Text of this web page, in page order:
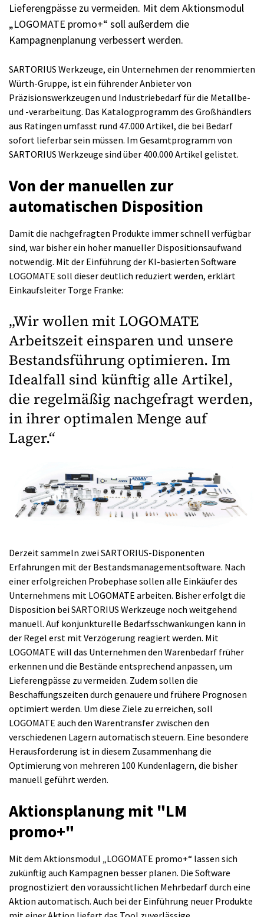
Lieferengpässe zu vermeiden. Mit dem Aktionsmodul
„LOGOMATE promo+“ soll außerdem die
Kampagnenplanung verbessert werden.
SARTORIUS Werkzeuge, ein Unternehmen der renommierten
Würth-Gruppe, ist ein führender Anbieter von
Präzisionswerkzeugen und Industriebedarf für die Metallbe-
und -verarbeitung. Das Katalogprogramm des Großhändlers
aus Ratingen umfasst rund 47.000 Artikel, die bei Bedarf
sofort lieferbar sein müssen. Im Gesamtprogramm von
SARTORIUS Werkzeuge sind über 400.000 Artikel gelistet.
Von der manuellen zur
automatischen Disposition
Damit die nachgefragten Produkte immer schnell verfügbar
sind, war bisher ein hoher manueller Dispositionsaufwand
notwendig. Mit der Einführung der KI-basierten Software
LOGOMATE soll dieser deutlich reduziert werden, erklärt
Einkaufsleiter Torge Franke:
„Wir wollen mit LOGOMATE
Arbeitszeit einsparen und unsere
Bestandsführung optimieren. Im
Idealfall sind künftig alle Artikel,
die regelmäßig nachgefragt werden,
in ihrer optimalen Menge auf
Lager.“
Derzeit sammeln zwei SARTORIUS-Disponenten
Erfahrungen mit der Bestandsmanagementsoftware. Nach
einer erfolgreichen Probephase sollen alle Einkäufer des
Unternehmens mit LOGOMATE arbeiten. Bisher erfolgt die
Disposition bei SARTORIUS Werkzeuge noch weitgehend
manuell. Auf konjunkturelle Bedarfsschwankungen kann in
der Regel erst mit Verzögerung reagiert werden. Mit
LOGOMATE will das Unternehmen den Warenbedarf früher
erkennen und die Bestände entsprechend anpassen, um
Lieferengpässe zu vermeiden. Zudem sollen die
Beschaffungszeiten durch genauere und frühere Prognosen
optimiert werden. Um diese Ziele zu erreichen, soll
LOGOMATE auch den Warentransfer zwischen den
verschiedenen Lagern automatisch steuern. Eine besondere
Herausforderung ist in diesem Zusammenhang die
Optimierung von mehreren 100 Kundenlagern, die bisher
manuell geführt werden.
Aktionsplanung mit "LM
promo+"
Mit dem Aktionsmodul „LOGOMATE promo+“ lassen sich
zukünftig auch Kampagnen besser planen. Die Software
prognostiziert den voraussichtlichen Mehrbedarf durch eine
Aktion automatisch. Auch bei der Einführung neuer Produkte